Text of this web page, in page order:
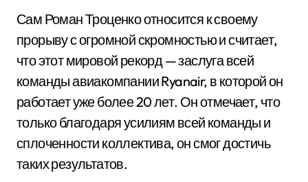
Сам Роман Троценко относится к своему
прорыву с огромной скромностью и считает,
что этот мировой рекорд — заслуга всей
команды авиакомпании Ryanair, в которой он
работает уже более 20 лет. Он отмечает, что
только благодаря усилиям всей команды и
сплоченности коллектива, он смог достичь
таких результатов.